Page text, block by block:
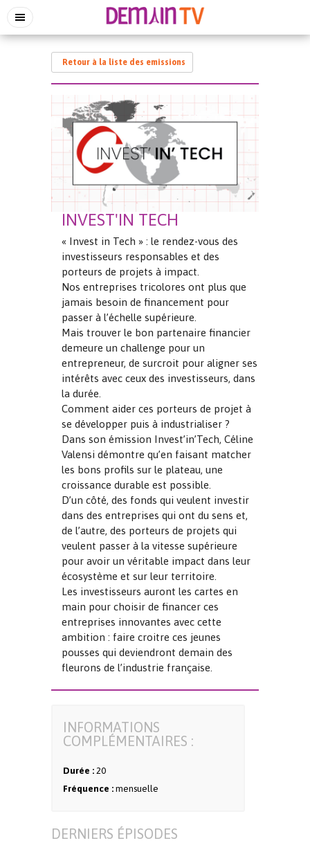
Retour à la liste des emissions
INVEST'IN TECH
« Invest in Tech » : le rendez-vous des
investisseurs responsables et des
porteurs de projets à impact.
Nos entreprises tricolores ont plus que
jamais besoin de financement pour
passer à l’échelle supérieure.
Mais trouver le bon partenaire financier
demeure un challenge pour un
entrepreneur, de surcroit pour aligner ses
intérêts avec ceux des investisseurs, dans
la durée.
Comment aider ces porteurs de projet à
se développer puis à industrialiser ?
Dans son émission Invest’in’Tech, Céline
Valensi démontre qu’en faisant matcher
les bons profils sur le plateau, une
croissance durable est possible.
D’un côté, des fonds qui veulent investir
dans des entreprises qui ont du sens et,
de l’autre, des porteurs de projets qui
veulent passer à la vitesse supérieure
pour avoir un véritable impact dans leur
écosystème et sur leur territoire.
Les investisseurs auront les cartes en
main pour choisir de financer ces
entreprises innovantes avec cette
ambition : faire croitre ces jeunes
pousses qui deviendront demain des
fleurons de l’industrie française.
INFORMATIONS
COMPLÉMENTAIRES :
Durée : 20
Fréquence : mensuelle
DERNIERS ÉPISODES